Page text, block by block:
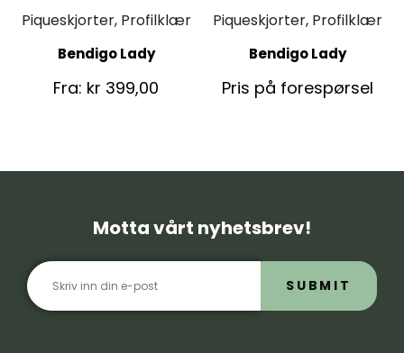
Piqueskjorter, Profilklær
Bendigo Lady
Fra: kr 399,00
Piqueskjorter, Profilklær
Bendigo Lady
Pris på forespørsel
Motta vårt nyhetsbrev!
SUBMIT